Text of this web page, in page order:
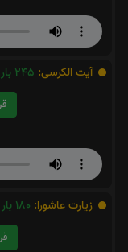
آیت الکرسی: 245 بار
زیارت عاشورا: 180 بار
قرائت